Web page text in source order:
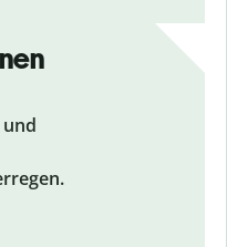
und